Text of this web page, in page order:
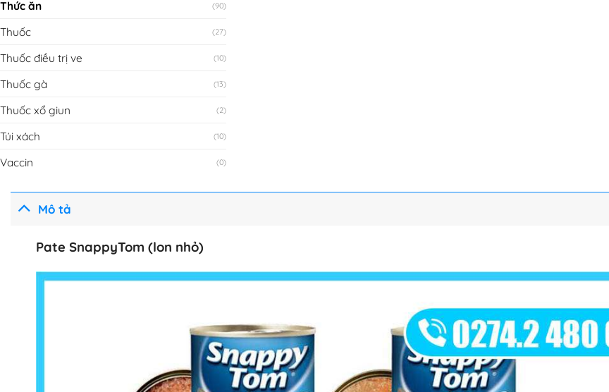
Thức ăn (90)
Thuốc (27)
Thuốc điều trị ve (10)
Thuốc gà (13)
Thuốc xổ giun (2)
Túi xách (10)
Vaccin (0)
Mô tả
Pate SnappyTom (lon nhỏ)